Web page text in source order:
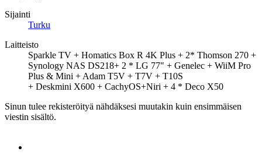
Sijainti
Turku
Laitteisto
Sparkle TV + Homatics Box R 4K Plus + 2* Thomson 270 +
Synology NAS DS218+ 2 * LG 77" + Genelec + WiiM Pro
Plus & Mini + Adam T5V + T7V + T10S
+ Deskmini X600 + CachyOS+Niri + 4 * Deco X50
Sinun tulee rekisteröityä nähdäksesi muutakin kuin ensimmäisen
viestin sisältö.